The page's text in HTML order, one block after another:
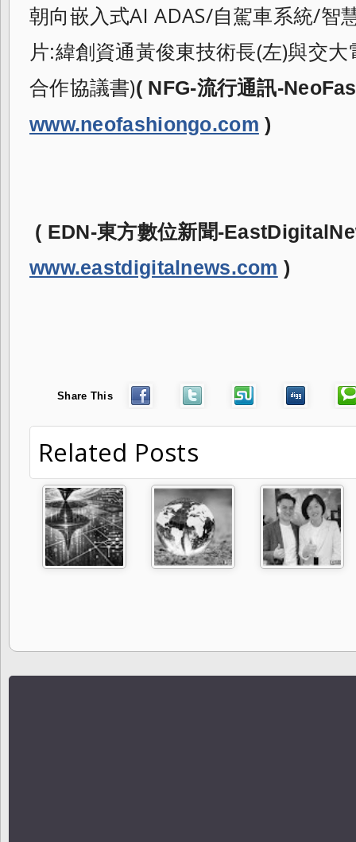
朝向嵌入式AI ADAS/自駕車系統/智
片:緯創資通黃俊東技術長(左)與交
合作協議書)( NFG-流行通訊-
www.neofashiongo.com )
( EDN-東方數位新聞-
www.eastdigitalnews.com )
Share This
Related Posts